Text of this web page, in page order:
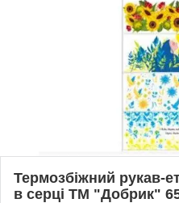
Термозбіжний рукав-
в серці ТМ "Добрик"